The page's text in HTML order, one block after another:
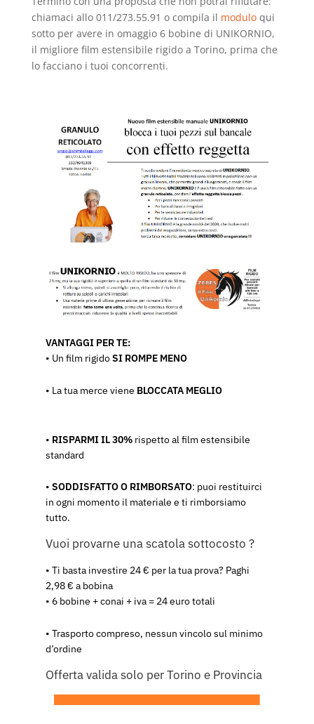
chiamaci allo 011/273.55.91 o compila il moduloqui
sotto per avere in omaggio 6 bobine di UNIKORNIO,
il migliore film estensibile rigido a Torino, prima che
lo facciano i tuoi concorrenti.
VANTAGGI PER TE:
• Un film rigidoSI ROMPE MENO
• La tua merce viene BLOCCATA MEGLIO
• RISPARMI IL 30% rispetto al film estensibile
standard
• SODDISFATTO O RIMBORSATO: puoi restituirci
in ogni momento il materiale e ti rimborsiamo
tutto.
Vuoi provarne una scatola sottocosto ?
• Ti basta investire 24 € per la tua prova? Paghi
2,98 € a bobina
• 6 bobine + conai + iva = 24 euro totali
• Trasporto compreso, nessun vincolo sul minimo
d’ordine
Offerta valida solo per Torino e Provincia